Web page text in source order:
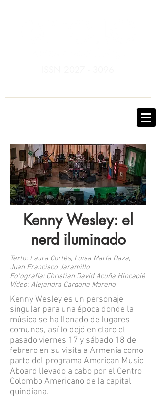
Kenny Wesley: el
nerd iluminado
Texto: Laura Cortés, Luisa María Daza,
Juan Francisco Jaramillo
Fotografía: Christian David Acuña Hincapié
Vídeo: Alejandra Cardona Moreno
Kenny Wesley es un personaje
singular para una época donde la
música se ha llenado de lugares
comunes, así lo dejó en claro el
pasado viernes 17 y sábado 18 de
febrero en su visita a Armenia como
parte del programa American Music
Aboard llevado a cabo por el Centro
Colombo Americano de la capital
quindiana.